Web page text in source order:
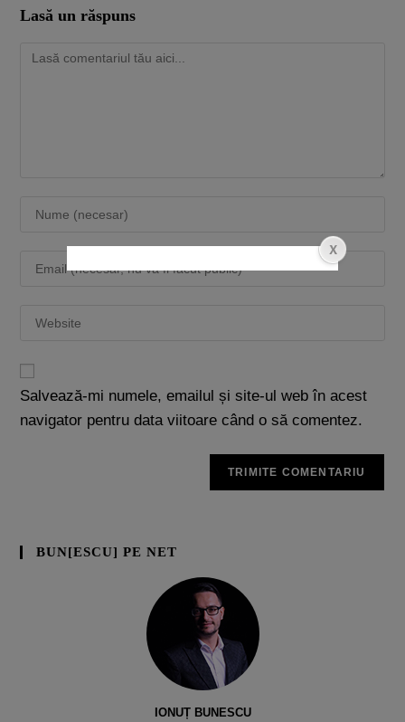
Lasă un răspuns
Salvează-mi numele, emailul și site-ul web în acest
navigator pentru data viitoare când o să comentez.
BUN[ESCU] PE NET
IONUȚ BUNESCU